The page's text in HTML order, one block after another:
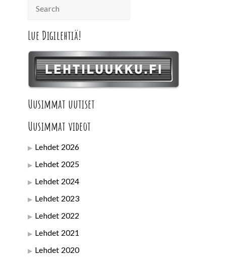
Lue Digilehtiä!
Uusimmat uutiset
Uusimmat videot
Lehdet 2026
Lehdet 2025
Lehdet 2024
Lehdet 2023
Lehdet 2022
Lehdet 2021
Lehdet 2020